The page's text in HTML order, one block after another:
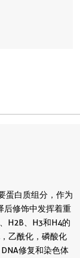
蛋白质组分，作为
后修饰中发挥着重
H2B、H3和H4的
乙酰化，磷酸化
修复和染色体